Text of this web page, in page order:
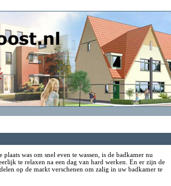
was om snel even te wassen, is de badkamer nu
te relaxen na een dag van hard werken. En er zijn de
op de markt verschenen om zalig in uw badkamer te